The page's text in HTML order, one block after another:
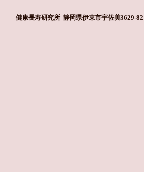
健康長寿研究所 静岡県伊東市宇佐美3629-82